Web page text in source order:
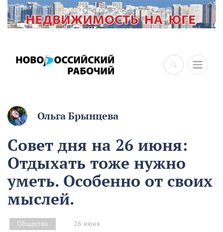
×
Ольга Брынцева
Совет дня на 26 июня:
Отдыхать тоже нужно
уметь. Особенно от своих
мыслей.
Общество 26 июня